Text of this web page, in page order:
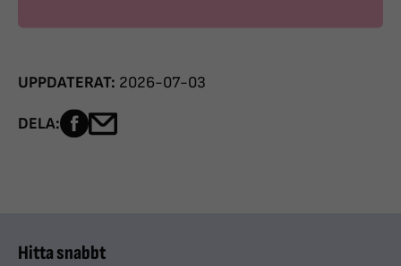
UPPDATERAT: 2026-07-03
DELA: Dela sidan på Facebook
Hitta snabbt